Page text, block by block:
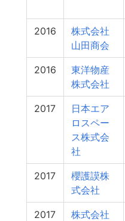
2016
株式会社
山田商会
2016
東洋物産
株式会社
2017
日本エア
ロスペー
ス株式会
社
2017
櫻護謨株
式会社
2017
株式会社